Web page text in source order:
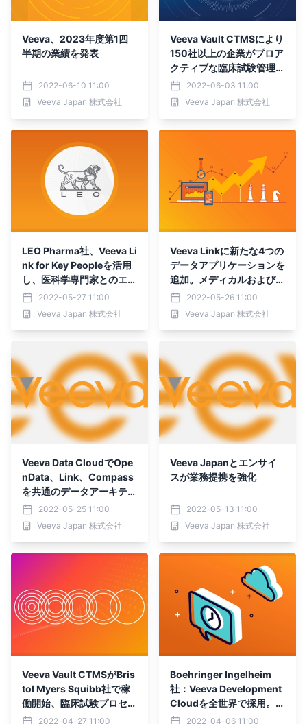
Veeva、2023年度第1四
半期の業績を発表
2022-06-10 11:00
Veeva Japan 株式会社
Veeva Vault CTMSにより
150社以上の企業がプロア
クティブな臨床試験管理を
実現2022-06-03 11:00
Veeva Japan 株式会社
LEO Pharma社、Veeva Li
nk for Key Peopleを活用
し、医科学専門家とのエン
ゲージメントを拡大
2022-05-27 11:00
Veeva Japan 株式会社
Veeva Linkに新たな4つの
データアプリケーションを
追加。メディカルおよびコ
マーシャルチームにリアル
タイムのインテリジェンス
を提供。
2022-05-26 11:00
Veeva Japan 株式会社
Veeva Data CloudでOpe
nData、Link、Compass
を共通のデータアーキテク
チャに統合
2022-05-25 11:00
Veeva Japan 株式会社
Veeva Japanとエンサイ
スが業務提携を強化
2022-05-13 11:00
Veeva Japan 株式会社
Veeva Vault CTMSがBris
tol Myers Squibb社で稼
働開始、臨床試験プロセス
をグローバルに全社で簡素
2022-04-27 11:00
Boehringer Ingelheim
社：Veeva Development
Cloudを全世界で採用。画
期的な治療を患者様へ迅速
2022-04-06 11:00